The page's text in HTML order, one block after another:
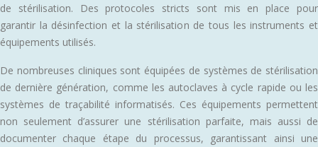
de stérilisation. Des protocoles stricts sont mis en place pour
garantir la désinfection et la stérilisation de tous les instruments et
équipements utilisés.
De nombreuses cliniques sont équipées de systèmes de stérilisation
de dernière génération, comme les autoclaves à cycle rapide ou les
systèmes de traçabilité informatisés. Ces équipements permettent
non seulement d’assurer une stérilisation parfaite, mais aussi de
documenter chaque étape du processus, garantissant ainsi une